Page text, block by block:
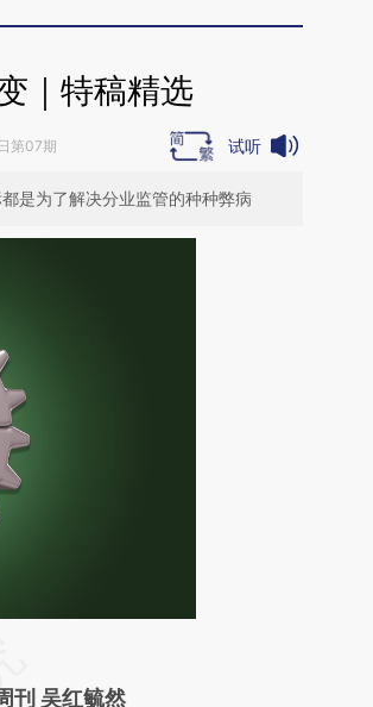
｜特稿精选
第07期 试听
是为了解决分业监管的种种弊病
财新文章
刊 吴红毓然